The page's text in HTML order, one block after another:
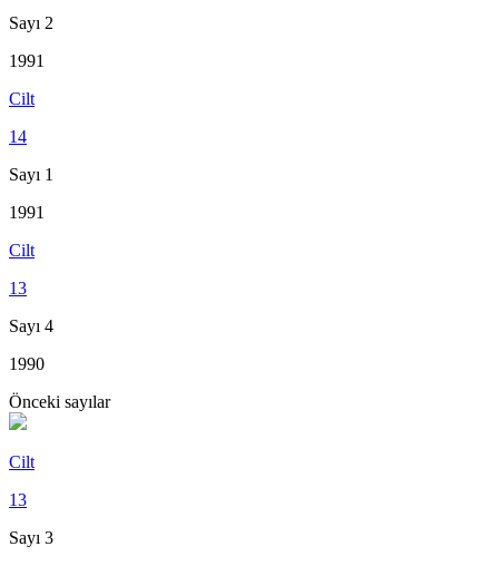
Sayı 2
1991
Cilt
14
Sayı 1
1991
Cilt
13
Sayı 4
1990
Önceki sayılar
Cilt
13
Sayı 3